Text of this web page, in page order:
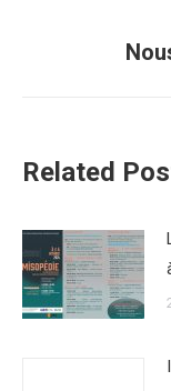
Related